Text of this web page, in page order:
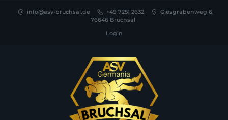
info@asv-bruchsal.de +49 7251 2632
Giesgrabenweg 6,
76646 Bruchsal
Login